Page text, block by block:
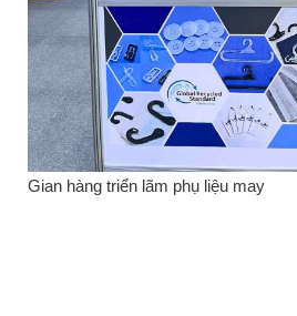
Gian hàng triển lãm phụ liệu may